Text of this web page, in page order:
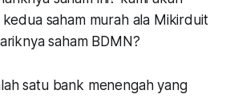
saham murah ala Mikirduit
saham BDMN?
satu bank menengah yang